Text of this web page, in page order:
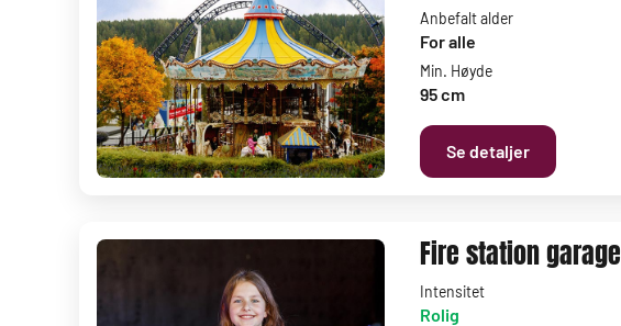
Anbefalt alder
For alle
Min. Høyde
95 cm
Se detaljer
Fire station garage
Intensitet
Rolig